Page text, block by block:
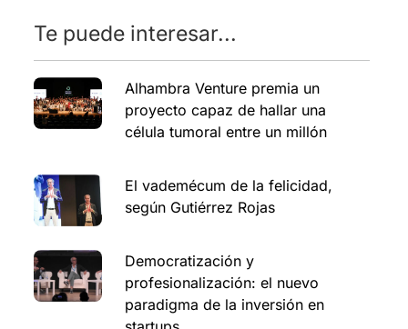
Te puede interesar...
Alhambra Venture premia un
proyecto capaz de hallar una
célula tumoral entre un millón
El vademécum de la felicidad,
según Gutiérrez Rojas
Democratización y
profesionalización: el nuevo
paradigma de la inversión en